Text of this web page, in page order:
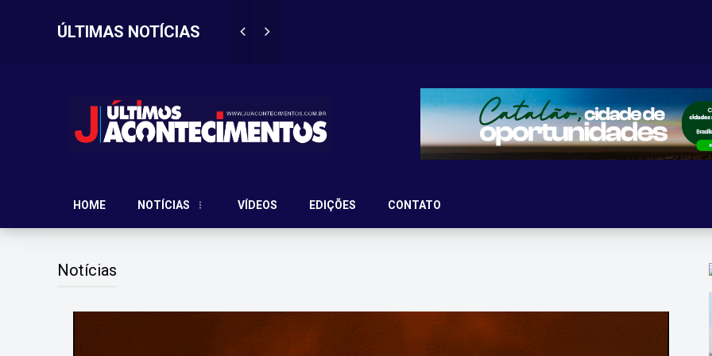
ÚLTIMAS NOTÍCIAS
vitima?
HOME NOTÍCIAS VÍDEOS EDIÇÕES CONTATO
Notícias